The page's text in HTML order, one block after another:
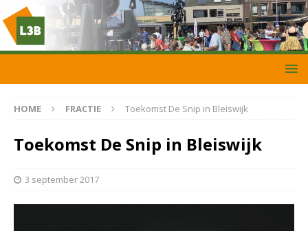
HOME FRACTIE Toekomst De Snip in Bleiswijk
Toekomst De Snip in Bleiswijk
3 september 2017